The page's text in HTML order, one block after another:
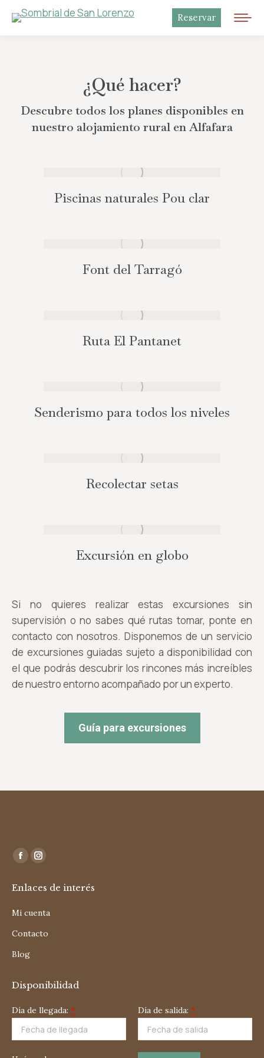
Reservar
¿Qué hacer?
Descubre todos los planes disponibles en
nuestro alojamiento rural en Alfafara
Piscinas naturales Pou clar
Font del Tarragó
Ruta El Pantanet
Senderismo para todos los niveles
Recolectar setas
Excursión en globo
Si no quieres realizar estas excursiones sin
supervisión o no sabes qué rutas tomar, ponte en
contacto con nosotros. Disponemos de un servicio
de excursiones guiadas sujeto a disponibilidad con
el que podrás descubrir los rincones más increíbles
de nuestro entorno acompañado por un experto.
Guía para excursiones
Encuéntranos en:
Facebook
opens
in
window
Instagram
opens
in
window
Enlaces de interés
Mi cuenta
Contacto
Blog
Disponibilidad
Día de llegada: * Día de salida: *